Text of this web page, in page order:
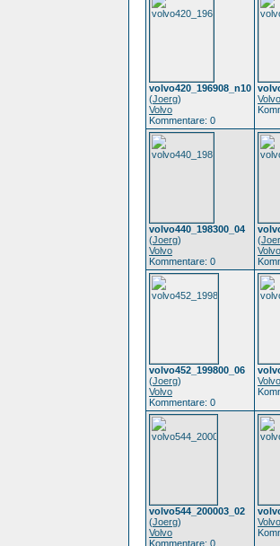
volvo420_196908_n10
(Joerg)
Volvo
Kommentare: 0
Volvo
volvo440_198300_04
(Joerg)
Volvo
Kommentare: 0
(
Volvo
volvo452_199800_06
(Joerg)
Volvo
Kommentare: 0
Volvo
volvo544_200003_02
(Joerg)
Volvo
Kommentare: 0
Volvo